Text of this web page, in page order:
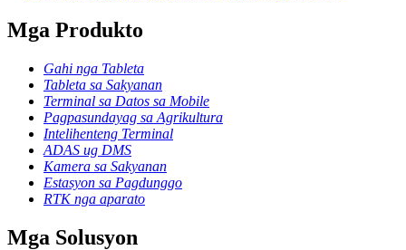
Mga Produkto
Gahi nga Tableta
Tableta sa Sakyanan
Terminal sa Datos sa Mobile
Pagpasundayag sa Agrikultura
Intelihenteng Terminal
ADAS ug DMS
Kamera sa Sakyanan
Estasyon sa Pagdunggo
RTK nga aparato
Mga Solusyon